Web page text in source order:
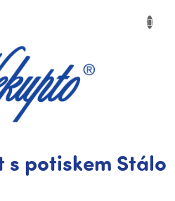
s potiskem Stálo